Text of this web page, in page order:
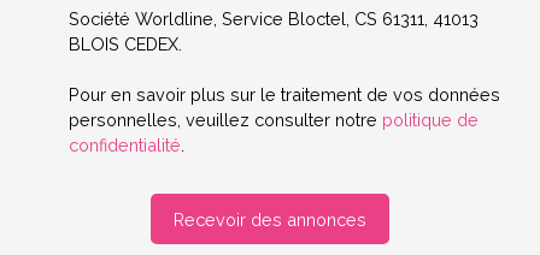
Société Worldline, Service Bloctel, CS 61311, 41013
BLOIS CEDEX.
Pour en savoir plus sur le traitement de vos données
personnelles, veuillez consulter notre politique de
confidentialité
Recevoir des annonces